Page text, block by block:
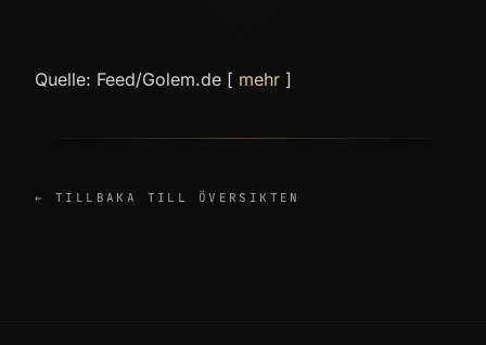
Quelle: Feed/Golem.de [ mehr ]
← TILLBAKA TILL ÖVERSIKTEN